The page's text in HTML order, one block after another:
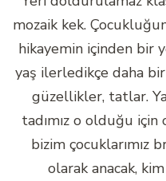
mozaik kek.
hikayemin içinden bir
yaş ilerledikçe daha
güzellikler, tatlar.
tadımız o olduğu için
bizim çocuklarımız
olarak anacak,